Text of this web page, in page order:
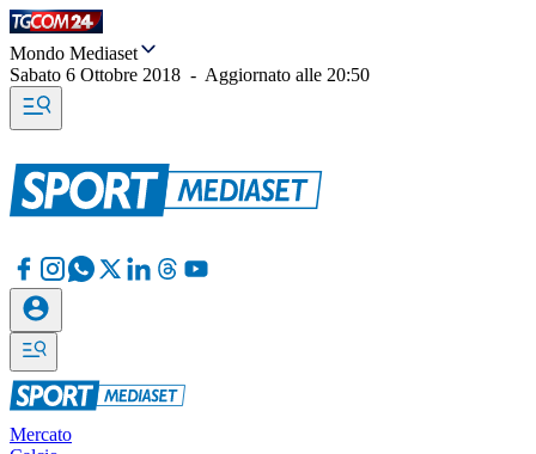
Mondo Mediaset
Sabato 6 Ottobre 2018 - Aggiornato alle 20:50
Mercato